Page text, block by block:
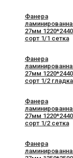
Фанера
27мм
сорт 1/1 сетка
Фанера
27мм
сорт 1/2
Фанера
27мм
сорт 1/2 сетка
Фанера